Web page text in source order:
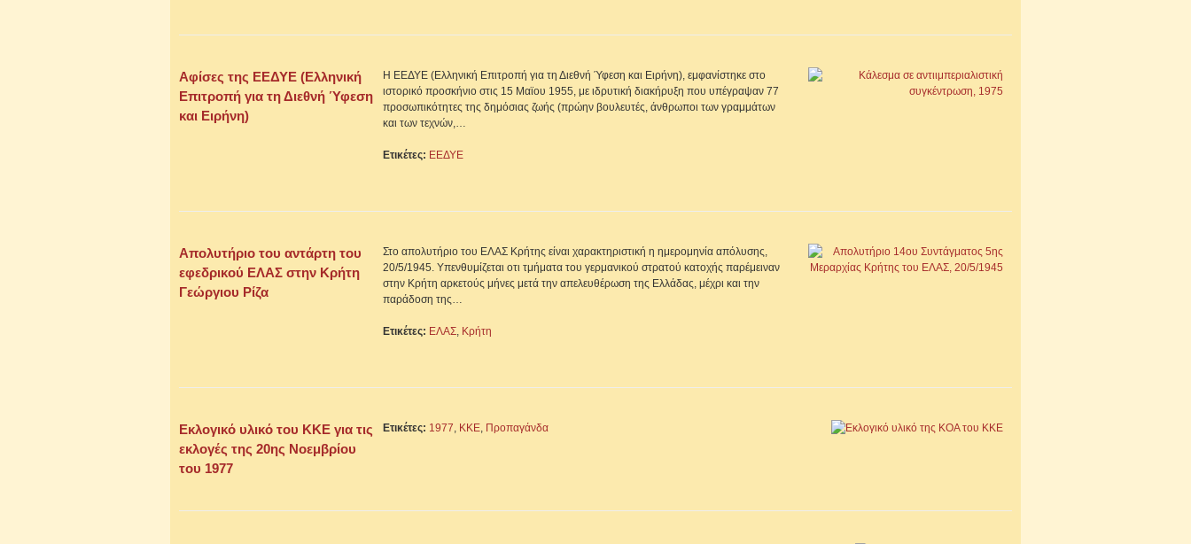
Αφίσες της ΕΕΔΥΕ (Ελληνική
Επιτροπή για τη Διεθνή Ύφεση
και Ειρήνη)
Η ΕΕΔΥΕ (Ελληνική Επιτροπή για τη Διεθνή Ύφεση και Ειρήνη), εμφανίστηκε στο
ιστορικό προσκήνιο στις 15 Μαϊου 1955, με ιδρυτική διακήρυξη που υπέγραψαν 77
προσωπικότητες της δημόσιας ζωής (πρώην βουλευτές, άνθρωποι των γραμμάτων
και των τεχνών,…
Ετικέτες: ΕΕΔΥΕ
Απολυτήριο του αντάρτη του
εφεδρικού ΕΛΑΣ στην Κρήτη
Γεώργιου Ρίζα
Στο απολυτήριο του ΕΛΑΣ Κρήτης είναι χαρακτηριστική η ημερομηνία απόλυσης,
20/5/1945. Υπενθυμίζεται οτι τμήματα του γερμανικού στρατού κατοχής παρέμειναν
στην Κρήτη αρκετούς μήνες μετά την απελευθέρωση της Ελλάδας, μέχρι και την
παράδοση της…
Ετικέτες: ΕΛΑΣ, Κρήτη
Εκλογικό υλικό του ΚΚΕ για τις
εκλογές της 20ης Νοεμβρίου
του 1977
Ετικέτες: 1977, ΚΚΕ, Προπαγάνδα